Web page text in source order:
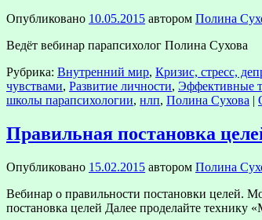
Опубликовано 10.05.2015 автором Полина
Ведёт вебинар парапсихолог Полина Сухова
Рубрика: Внутренний мир, Кризис, стресс,
чувствами, Развитие личности, Эффективные
школы парапсихологии, нлп, Полина Сухова |
Правильная постановка
Опубликовано 15.02.2015 автором Полина
Вебинар о правильности постановки целей.
постановка целей Далее проделайте